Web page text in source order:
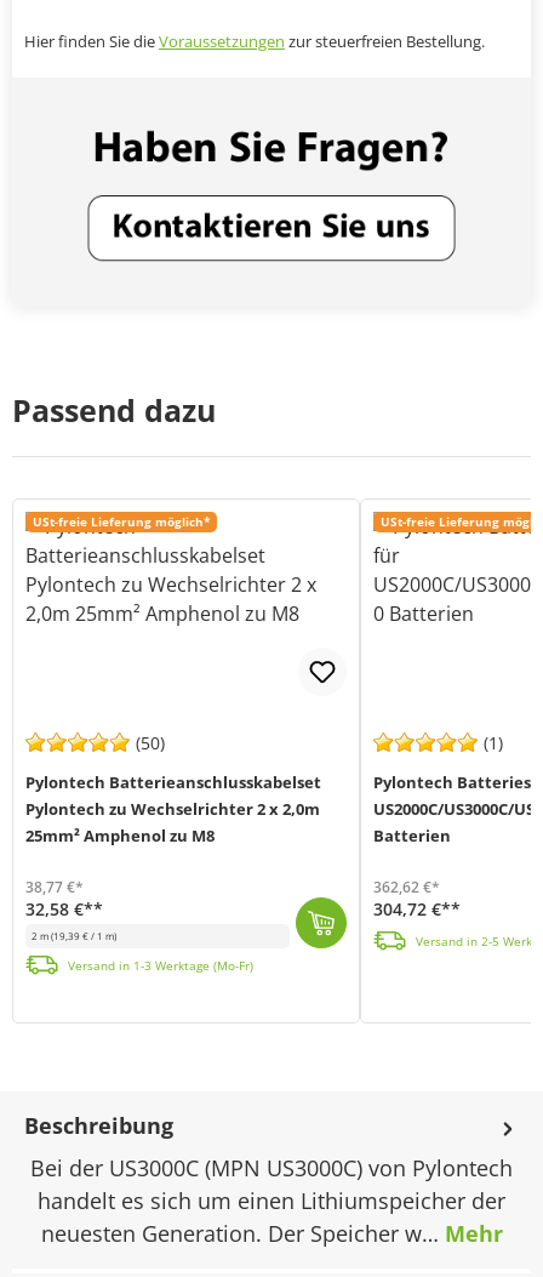
Hier finden Sie dieVoraussetzungen zur steuerfreien Bestellung.
Passend dazu
USt-freie Lieferung möglich*
(50)
Pylontech Batterieanschlusskabelset
Pylontech zu Wechselrichter 2 x 2,0m
25mm² Amphenol zu M8
38,77 €*
32,58 €**
2 m(19,39 € / 1 m)
Versand in 1-3 Werktage (Mo-Fr)
USt-freie Lieferung
(1)
Pylontech
US2000C/US3000C/
Batterien
362,62 €*
304,72 €**
Versand in 2-5
Beschreibung
Bei der US3000C (MPN US3000C) von Pylontech
handelt es sich um einen Lithiumspeicher der
neuesten Generation. Der Speicher w… Mehr